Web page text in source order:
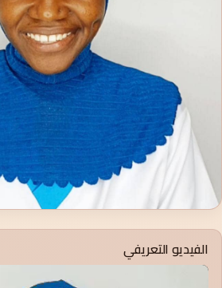
الفيديو التعريفي